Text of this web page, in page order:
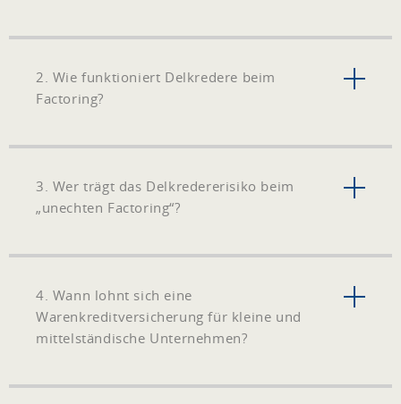
2. Wie funktioniert Delkredere beim
Factoring?
3. Wer trägt das Delkredererisiko beim
„unechten Factoring“?
4. Wann lohnt sich eine
Warenkreditversicherung für kleine und
mittelständische Unternehmen?